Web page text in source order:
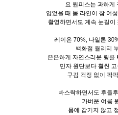
요 원피스는 과하게
입었을 때 몸 라인이 참 여
촬영하면서도 계속 눈길이
레이온 70%, 나일론
백화점 퀄리티
은은하게 자연스러운 링클
민자 원단보다 훨씬
구김 걱정 없이 팍
바스락하면서도 후들
가벼운 여름
몸에 감기지 않고